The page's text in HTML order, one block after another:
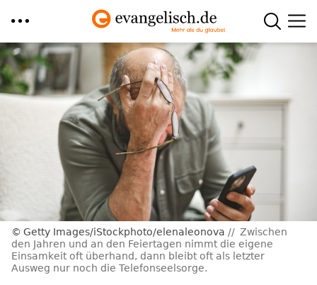
Direkt
zum
Inhalt
Getty Images/iStockphoto/elenaleonova
Zwischen
den Jahren und an den Feiertagen nimmt die eigene
Einsamkeit oft überhand, dann bleibt oft als letzter
Ausweg nur noch die Telefonseelsorge.